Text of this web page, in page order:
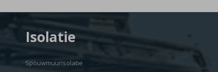
Isolatie
Spouwmuurisolatie